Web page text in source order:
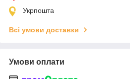
Укрпошта
Всі умови доставки
Умови оплати